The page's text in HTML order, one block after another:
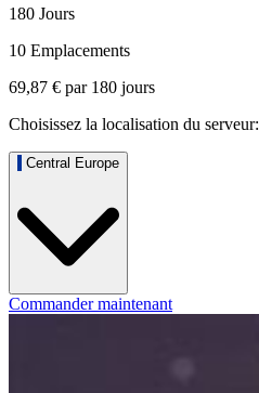
180 Jours
10 Emplacements
69,87 € par 180 jours
Choisissez la localisation du serveur:
Central Europe
Commander maintenant